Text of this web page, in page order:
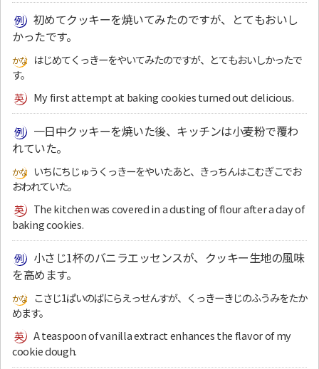
初めてクッキーを焼いてみたのですが、とてもおいし
かったです。
はじめてくっきーをやいてみたのですが、とてもおいしかったで
す。
My first attempt at baking cookies turned out delicious.
一日中クッキーを焼いた後、キッチンは小麦粉で覆わ
れていた。
いちにちじゅうくっきーをやいたあと、きっちんはこむぎこでお
おわれていた。
The kitchen was covered in a dusting of flour after a day of
baking cookies.
小さじ1杯のバニラエッセンスが、クッキー生地の風味
を高めます。
こさじ1ぱいのばにらえっせんすが、くっきーきじのふうみをたか
めます。
A teaspoon of vanilla extract enhances the flavor of my
cookie dough.